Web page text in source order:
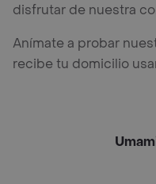
disfrutar de nuestra
Anímate a probar
recibe tu domicilio